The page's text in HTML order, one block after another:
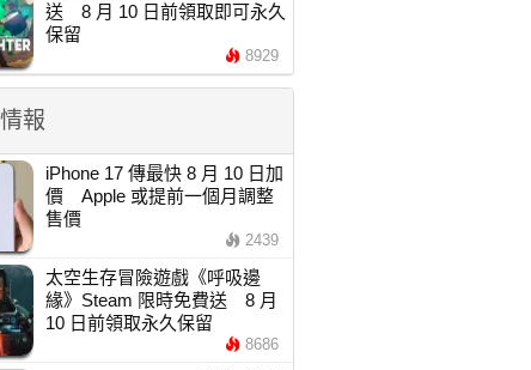
送 8 月 10 日前領取即可永久
保留
8929
報
iPhone 17 傳最快 8 月 10 日加
價 Apple 或提前一個月調整
售價
2439
太空生存冒險遊戲《呼吸邊
緣》Steam 限時免費送 8 月
10 日前領取永久保留
8686